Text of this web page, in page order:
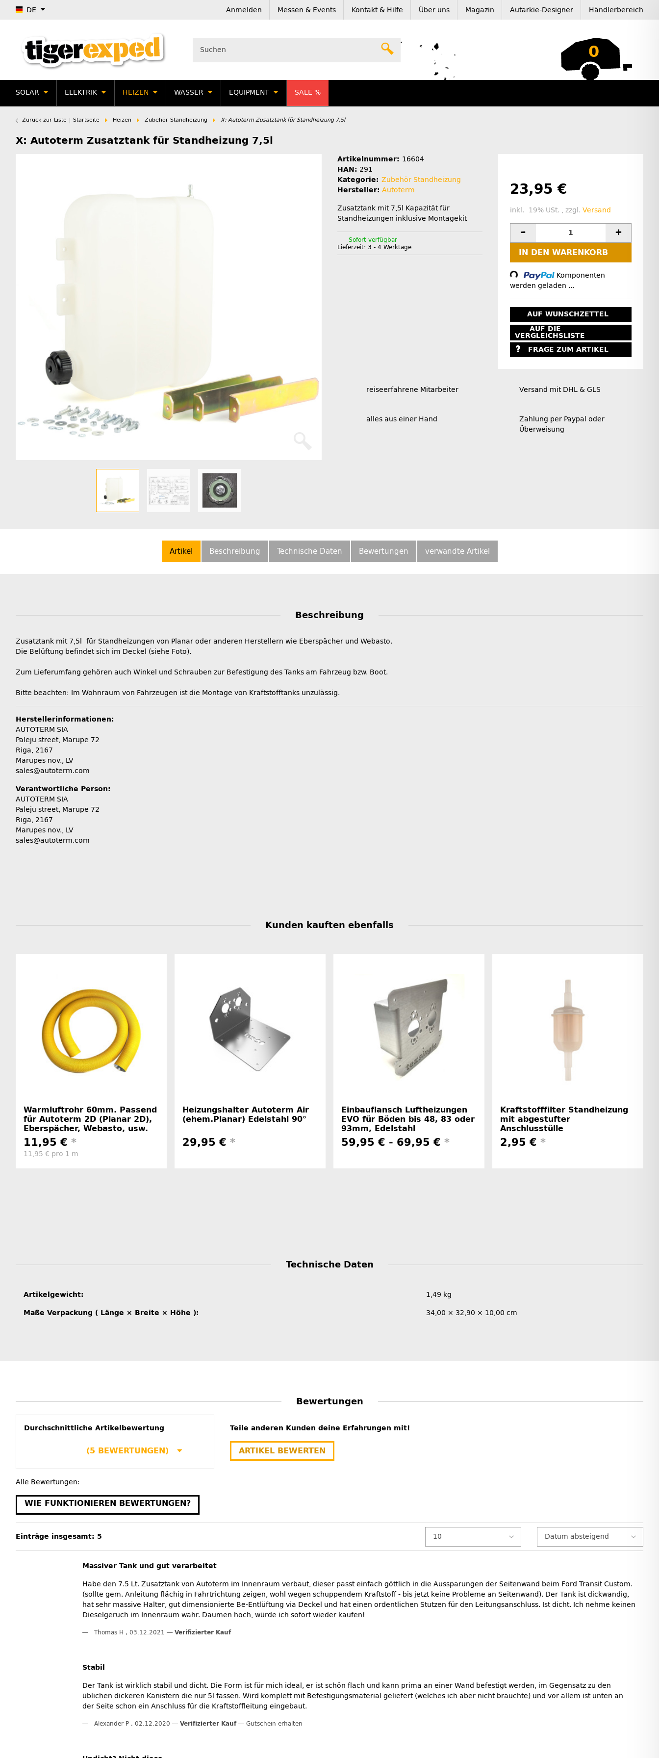
DE Anmelden Messen & Events Kontakt & Hilfe Über uns Magazin Autarkie-Designer Händlerbereich
0
SOLAR ELEKTRIK HEIZEN WASSER EQUIPMENT SALE %
Zurück zur Liste Startseite Heizen Zubehör Standheizung X: Autoterm Zusatztank für Standheizung 7,5l
X: Autoterm Zusatztank für Standheizung 7,5l
Artikelnummer: 16604
HAN: 291
Kategorie: Zubehör Standheizung
Hersteller: Autoterm
Zusatztank mit 7,5l Kapazität für
Standheizungen inklusive Montagekit
Sofort verfügbar
Lieferzeit: 3 - 4 Werktage
23,95 €
inkl. 19% USt. , zzgl. Versand
IN DEN WARENKORB
Loading...
Komponenten
werden geladen ...
AUF WUNSCHZETTEL
AUF DIE
VERGLEICHSLISTE
FRAGE ZUM ARTIKEL
reiseerfahrene Mitarbeiter Versand mit DHL & GLS
alles aus einer Hand
Zahlung per Paypal oder
Überweisung
Artikel Beschreibung Technische Daten Bewertungen verwandte Artikel
Beschreibung
Zusatztank mit 7,5l für Standheizungen von Planar oder anderen Herstellern wie Eberspächer und Webasto.
Die Belüftung befindet sich im Deckel (siehe Foto).
Zum Lieferumfang gehören auch Winkel und Schrauben zur Befestigung des Tanks am Fahrzeug bzw. Boot.
Bitte beachten: Im Wohnraum von Fahrzeugen ist die Montage von Kraftstofftanks unzulässig.
Herstellerinformationen:
AUTOTERM SIA
Paleju street, Marupe 72
Riga, 2167
Marupes nov., LV
sales@autoterm.com
Verantwortliche Person:
AUTOTERM SIA
Paleju street, Marupe 72
Riga, 2167
Marupes nov., LV
sales@autoterm.com
Kunden kauften ebenfalls
Warmluftrohr 60mm. Passend
für Autoterm 2D (Planar 2D),
Eberspächer, Webasto, usw.
11,95 € *
11,95 € pro 1 m
Heizungshalter Autoterm Air
(ehem.Planar) Edelstahl 90°
29,95 € *
Einbauflansch Luftheizungen
EVO für Böden bis 48, 83 oder
93mm, Edelstahl
59,95 € - 69,95 € *
Kraftstofffilter Standheizung
mit abgestufter
Anschlusstülle
2,95 € *
Technische Daten
Produkteigenschaft
Wert
Artikelgewicht: 1,49 kg
Maße Verpackung ( Länge × Breite × Höhe ): 34,00 × 32,90 × 10,00 cm
Bewertungen
Durchschnittliche Artikelbewertung
(5 BEWERTUNGEN)
Teile anderen Kunden deine Erfahrungen mit!
ARTIKEL BEWERTEN
Alle Bewertungen:
WIE FUNKTIONIEREN BEWERTUNGEN?
Einträge insgesamt: 5
Massiver Tank und gut verarbeitet
Habe den 7.5 Lt. Zusatztank von Autoterm im Innenraum verbaut, dieser passt einfach göttlich in die Aussparungen der Seitenwand beim Ford Transit Custom.
(sollte gem. Anleitung flächig in Fahrtrichtung zeigen, wohl wegen schuppendem Kraftstoff - bis jetzt keine Probleme an Seitenwand). Der Tank ist dickwandig,
hat sehr massive Halter, gut dimensionierte Be-Entlüftung via Deckel und hat einen ordentlichen Stutzen für den Leitungsanschluss. Ist dicht. Ich nehme keinen
Dieselgeruch im Innenraum wahr. Daumen hoch, würde ich sofort wieder kaufen!
Thomas H , 03.12.2021 Verifizierter Kauf
Stabil
Der Tank ist wirklich stabil und dicht. Die Form ist für mich ideal, er ist schön flach und kann prima an einer Wand befestigt werden, im Gegensatz zu den
üblichen dickeren Kanistern die nur 5l fassen. Wird komplett mit Befestigungsmaterial geliefert (welches ich aber nicht brauchte) und vor allem ist unten an
der Seite schon ein Anschluss für die Kraftstoffleitung eingebaut.
Alexander P , 02.12.2020 Verifizierter Kauf Gutschein erhalten